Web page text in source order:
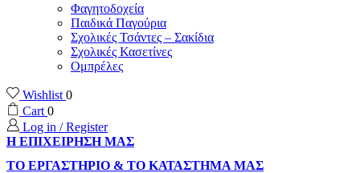
Φαγητοδοχεία
Παιδικά Παγούρια
Σχολικές Τσάντες – Σακίδια
Σχολικές Κασετίνες
Ομπρέλες
Wishlist0
Cart0
Log in / Register
Η ΕΠΙΧΕΙΡΗΣΗ ΜΑΣ
ΤΟ ΕΡΓΑΣΤΗΡΙΟ & ΤΟ ΚΑΤΑΣΤΗΜΑ ΜΑΣ